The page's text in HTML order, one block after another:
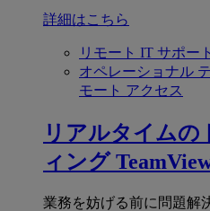
詳細はこちら
リモート IT サポート
オペレーショナル
モート アクセス
リアルタイムの
ィング
業務を妨げる前に問題解